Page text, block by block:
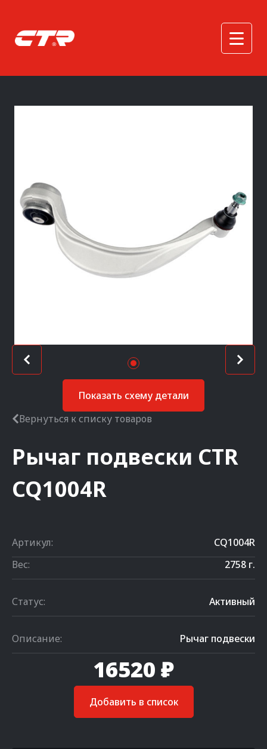
Показать схему детали
Вернуться к списку товаров
Рычаг подвески CTR
CQ1004R
Артикул:
CQ1004R
Вес:
2758 г.
Статус: Активный
Описание: Рычаг подвески
16520 ₽
Добавить в список